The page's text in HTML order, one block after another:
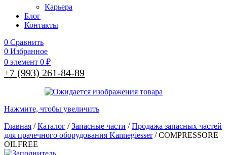
Карьера
Блог
Контакты
0 Сравнить
0 Избранное
0 элемент 0 ₽
+7 (993) 261-84-89
Нажмите, чтобы увеличить
Главная /Каталог /Запасные части /Продажа запасных частей
для прачечного оборудования Kannegiesser/COMPRESSORE
OILFREE